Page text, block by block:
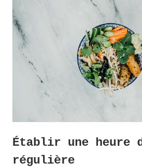
Établir une heure
régulière